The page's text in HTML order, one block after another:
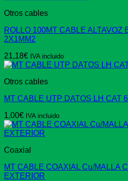
Otros cables
ROLLO 100MT CABLE ALTAVOZ
2X1MM2
21,18€ IVA incluido
Otros cables
MT CABLE UTP DATOS LH CAT
1,00€ IVA incluido
Coaxial
MT CABLE COAXIAL Cu/MALLA
EXTERIOR